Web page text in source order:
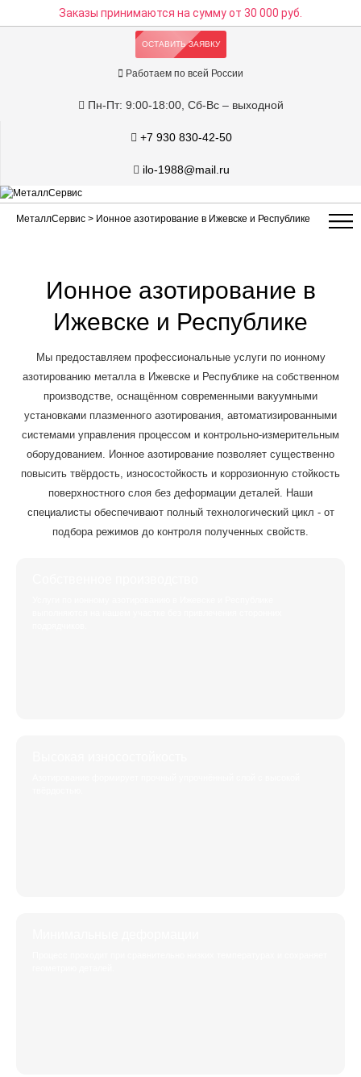
Заказы принимаются на суммуот 30 000 руб.
ОСТАВИТЬ ЗАЯВКУ
Работаем по всей России
Пн-Пт: 9:00-18:00, Сб-Вс – выходной
+7 930 830-42-50
ilo-1988@mail.ru
МеталлСервис > Ионное азотирование в Ижевске и Республике
Ионное азотирование в
Ижевске и Республике
Мы предоставляем профессиональные услуги по ионному
азотированию металла в Ижевске и Республике на собственном
производстве, оснащённом современными вакуумными
установками плазменного азотирования, автоматизированными
системами управления процессом и контрольно-измерительным
оборудованием. Ионное азотирование позволяет существенно
повысить твёрдость, износостойкость и коррозионную стойкость
поверхностного слоя без деформации деталей. Наши
специалисты обеспечивают полный технологический цикл - от
подбора режимов до контроля полученных свойств.